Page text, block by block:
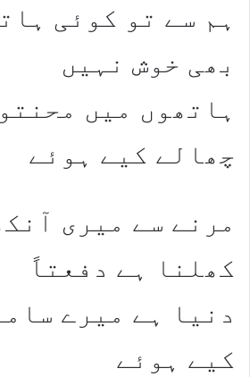
ہم سے تو کوئی
بھی خوش نہیں
ہاتھوں میں
چھالے کیے ہوئے
مرنے سے میری
کھلنا ہے دفعتاً
دنیا ہے میرے
کیے ہوئے